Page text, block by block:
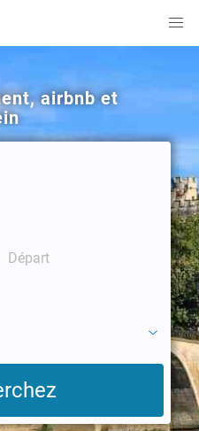
airbnb et